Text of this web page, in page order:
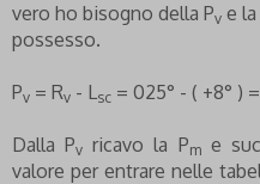
vero ho bisogno della Pv e
possesso.
Pv = Rv - Lsc = 025° - ( +8° ) =
Dalla Pv ricavo la Pme
valore per entrare nelle